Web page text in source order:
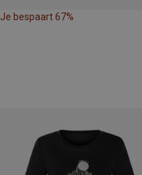
Je bespaart 67%